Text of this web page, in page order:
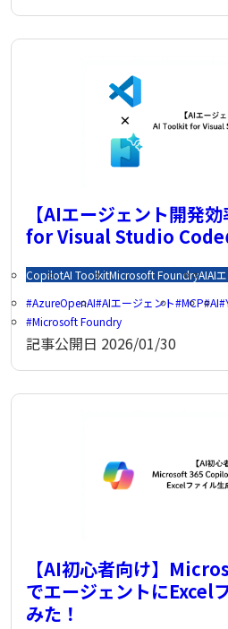
【AIエージェント開発
for Visual Studio Code
CopilotAI ToolkitMicrosoft FoundryAIAI
AzureOpenAI AIエージェント MCP AI
Microsoft Foundry
記事公開日 2026/01/30
【AI初心者向け】
でエージェントにExcel
みた！